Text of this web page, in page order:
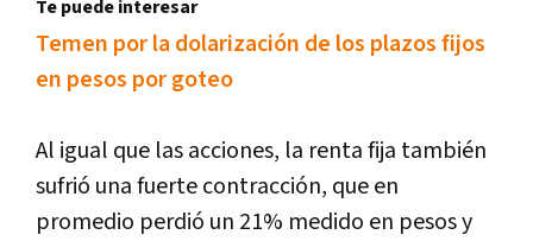
Te puede interesar
Temen por la dolarización de los plazos fijos
en pesos por goteo
Al igual que las acciones, la renta fija también
sufrió una fuerte contracción, que en
promedio perdió un 21% medido en pesos y